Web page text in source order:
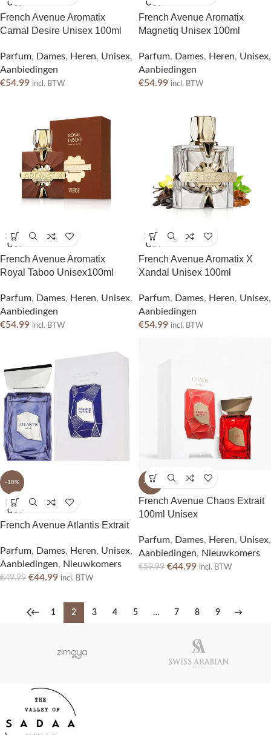
OUT
French Avenue Aromatix
Carnal Desire Unisex 100ml
Parfum, Dames, Heren, Unisex,
Aanbiedingen
€54.99 incl. BTW
OUT
French Avenue Aromatix
Magnetiq Unisex 100ml
Parfum, Dames, Heren, Unisex,
Aanbiedingen
€54.99 incl. BTW
SOLD
OUT
French Avenue Aromatix
Royal Taboo Unisex100ml
Parfum, Dames, Heren, Unisex,
Aanbiedingen
€54.99 incl. BTW
SOLD
OUT
French Avenue Aromatix X
Xandal Unisex 100ml
Parfum, Dames, Heren, Unisex,
Aanbiedingen
€54.99 incl. BTW
-10%
SOLD
OUT
French Avenue Atlantis Extrait
Parfum, Dames, Heren, Unisex,
Aanbiedingen, Nieuwkomers
€49.99 €44.99 incl. BTW
-25%
French Avenue Chaos Extrait
100ml Unisex
Parfum, Dames, Heren, Unisex,
Aanbiedingen, Nieuwkomers
€59.99 €44.99 incl. BTW
← 1 2 3 4 5 … 7 8 9 →